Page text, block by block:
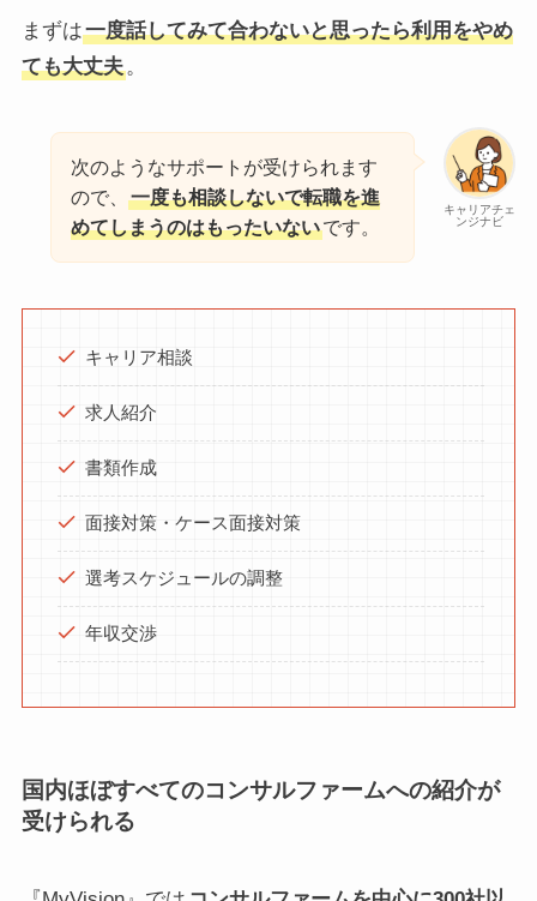
まずは一度話してみて合わないと思ったら利用をやめ
ても大丈夫。
キャリアチェ
ンジナビ
次のようなサポートが受けられます
ので、一度も相談しないで転職を進
めてしまうのはもったいないです。
キャリア相談
求人紹介
書類作成
面接対策・ケース面接対策
選考スケジュールの調整
年収交渉
国内ほぼすべてのコンサルファームへの紹介が
受けられる